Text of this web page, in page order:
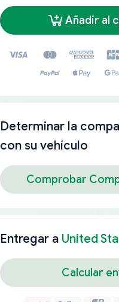
Añadir al
Determinar la
con su vehículo
Comprobar
Entregar a United
Calcular